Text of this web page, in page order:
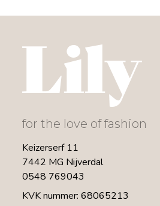
for the love of fashion
Keizerserf 11
7442 MG Nijverdal
0548 769043
KVK nummer: 68065213